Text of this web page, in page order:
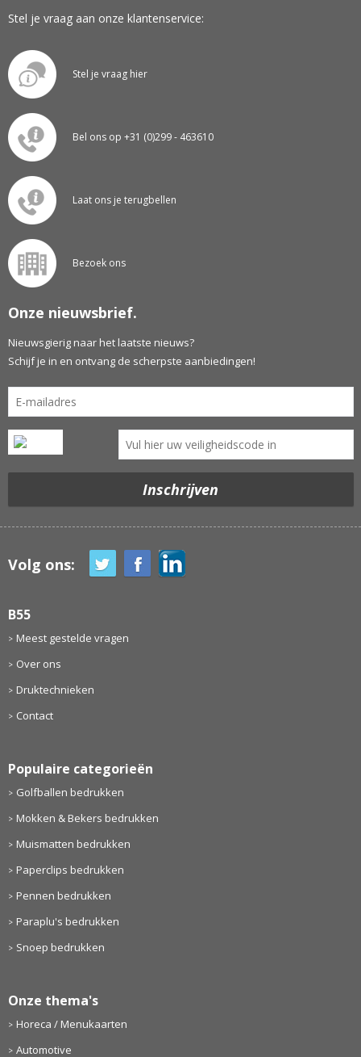
Stel je vraag aan onze klantenservice:
Stel je vraag hier
Bel ons op +31 (0)299 - 463610
Laat ons je terugbellen
Bezoek ons
Onze nieuwsbrief.
Nieuwsgierig naar het laatste nieuws?
Schijf je in en ontvang de scherpste aanbiedingen!
Volg ons:
B55
Meest gestelde vragen
Over ons
Druktechnieken
Contact
Populaire categorieën
Golfballen bedrukken
Mokken & Bekers bedrukken
Muismatten bedrukken
Paperclips bedrukken
Pennen bedrukken
Paraplu's bedrukken
Snoep bedrukken
Onze thema's
Horeca / Menukaarten
Automotive